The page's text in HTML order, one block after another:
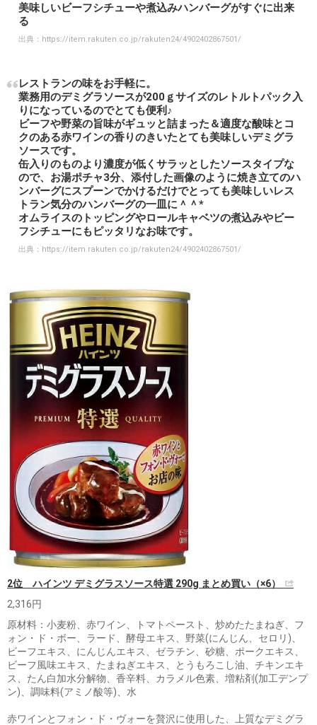
美味しいビーフシチューや煮込みハンバーグがすぐに出来
る
出典： https://item.rakuten.co.jp/rakuten24/4902402867501/
レストランの味をお手軽に。
業務用のデミグラソースが200ｇサイズのレトルトパック入
りになっているのでとても便利♪
ビーフや野菜の旨味がギュッと詰まった＆適度な酸味とコ
クのある赤ワインの香りのきいたとても美味しいデミグラ
ソースです。
缶入りのものより濃度が低くサラッとしたソースタイプな
ので、お湯ポチャ3分、添付した画像のように焼き立てのハ
ンバーグにスプーンでかけるだけでとっても美味しいレス
トラン気分のハンバーグの一皿に＾＾*
オムライスのトッピングやロールキャベツの煮込みやビー
フシチューにもピッタリなお味です。
出典： https://item.rakuten.co.jp/rakuten24/4902402867501/
2位 ハインツ デミグラスソース特選 290g まとめ買い（×6）
2,316円
原材料：小麦粉、赤ワイン、トマトペースト、炒めたたまねぎ、フ
ォン・ド・ボー、ラード、酵母エキス、野菜(にんじん、セロリ)、
ビーフエキス、にんじんエキス、ゼラチン、砂糖、ポークエキス、
ビーフ風味エキス、たまねぎエキス、とうもろこし油、チキンエキ
ス、たん白加水分解物、香辛料、カラメル色素、増粘剤(加工デンプ
ン)、調味料(アミノ酸等)、水
赤ワインとフォン・ド・ヴォーを贅沢に使用した、上質なデミグラ